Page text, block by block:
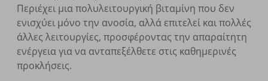
Περιέχει μια πολυλειτουργική βιταμίνη που δεν
ενισχύει μόνο την ανοσία, αλλά επιτελεί και πολλές
άλλες λειτουργίες, προσφέροντας την απαραίτητη
ενέργεια για να ανταπεξέλθετε στις καθημερινές
προκλήσεις.